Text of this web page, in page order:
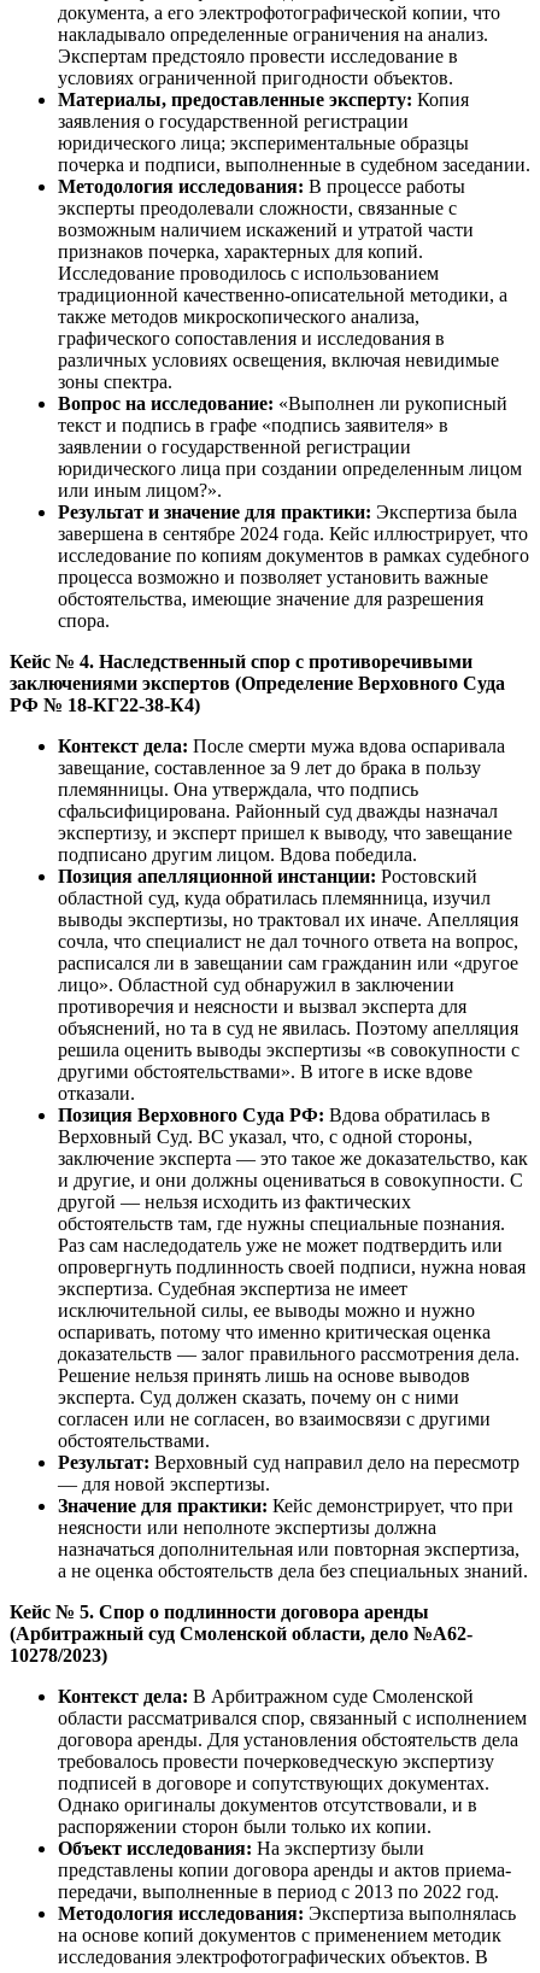
документа, а его электрофотографической копии, что
накладывало определенные ограничения на анализ.
Экспертам предстояло провести исследование в
условиях ограниченной пригодности объектов.
Материалы, предоставленные эксперту: Копия
заявления о государственной регистрации
юридического лица; экспериментальные образцы
почерка и подписи, выполненные в судебном заседании.
Методология исследования: В процессе работы
эксперты преодолевали сложности, связанные с
возможным наличием искажений и утратой части
признаков почерка, характерных для копий.
Исследование проводилось с использованием
традиционной качественно-описательной методики, а
также методов микроскопического анализа,
графического сопоставления и исследования в
различных условиях освещения, включая невидимые
зоны спектра.
Вопрос на исследование: «Выполнен ли рукописный
текст и подпись в графе «подпись заявителя» в
заявлении о государственной регистрации
юридического лица при создании определенным лицом
или иным лицом?».
Результат и значение для практики: Экспертиза была
завершена в сентябре 2024 года. Кейс иллюстрирует, что
исследование по копиям документов в рамках судебного
процесса возможно и позволяет установить важные
обстоятельства, имеющие значение для разрешения
спора.
Кейс № 4. Наследственный спор с противоречивыми
заключениями экспертов (Определение Верховного Суда
РФ № 18-КГ22-38-К4)
Контекст дела: После смерти мужа вдова оспаривала
завещание, составленное за 9 лет до брака в пользу
племянницы. Она утверждала, что подпись
сфальсифицирована. Районный суд дважды назначал
экспертизу, и эксперт пришел к выводу, что завещание
подписано другим лицом. Вдова победила.
Позиция апелляционной инстанции: Ростовский
областной суд, куда обратилась племянница, изучил
выводы экспертизы, но трактовал их иначе. Апелляция
сочла, что специалист не дал точного ответа на вопрос,
расписался ли в завещании сам гражданин или «другое
лицо». Областной суд обнаружил в заключении
противоречия и неясности и вызвал эксперта для
объяснений, но та в суд не явилась. Поэтому апелляция
решила оценить выводы экспертизы «в совокупности с
другими обстоятельствами». В итоге в иске вдове
отказали.
Позиция Верховного Суда РФ: Вдова обратилась в
Верховный Суд. ВС указал, что, с одной стороны,
заключение эксперта — это такое же доказательство, как
и другие, и они должны оцениваться в совокупности. С
другой — нельзя исходить из фактических
обстоятельств там, где нужны специальные познания.
Раз сам наследодатель уже не может подтвердить или
опровергнуть подлинность своей подписи, нужна новая
экспертиза. Судебная экспертиза не имеет
исключительной силы, ее выводы можно и нужно
оспаривать, потому что именно критическая оценка
доказательств — залог правильного рассмотрения дела.
Решение нельзя принять лишь на основе выводов
эксперта. Суд должен сказать, почему он с ними
согласен или не согласен, во взаимосвязи с другими
обстоятельствами.
Результат: Верховный суд направил дело на пересмотр
— для новой экспертизы.
Значение для практики: Кейс демонстрирует, что при
неясности или неполноте экспертизы должна
назначаться дополнительная или повторная экспертиза,
а не оценка обстоятельств дела без специальных знаний.
Кейс № 5. Спор о подлинности договора аренды
(Арбитражный суд Смоленской области, дело №А62-
10278/2023)
Контекст дела: В Арбитражном суде Смоленской
области рассматривался спор, связанный с исполнением
договора аренды. Для установления обстоятельств дела
требовалось провести почерковедческую экспертизу
подписей в договоре и сопутствующих документах.
Однако оригиналы документов отсутствовали, и в
распоряжении сторон были только их копии.
Объект исследования: На экспертизу были
представлены копии договора аренды и актов приема-
передачи, выполненные в период с 2013 по 2022 год.
Методология исследования: Экспертиза выполнялась
на основе копий документов с применением методик
исследования электрофотографических объектов. В